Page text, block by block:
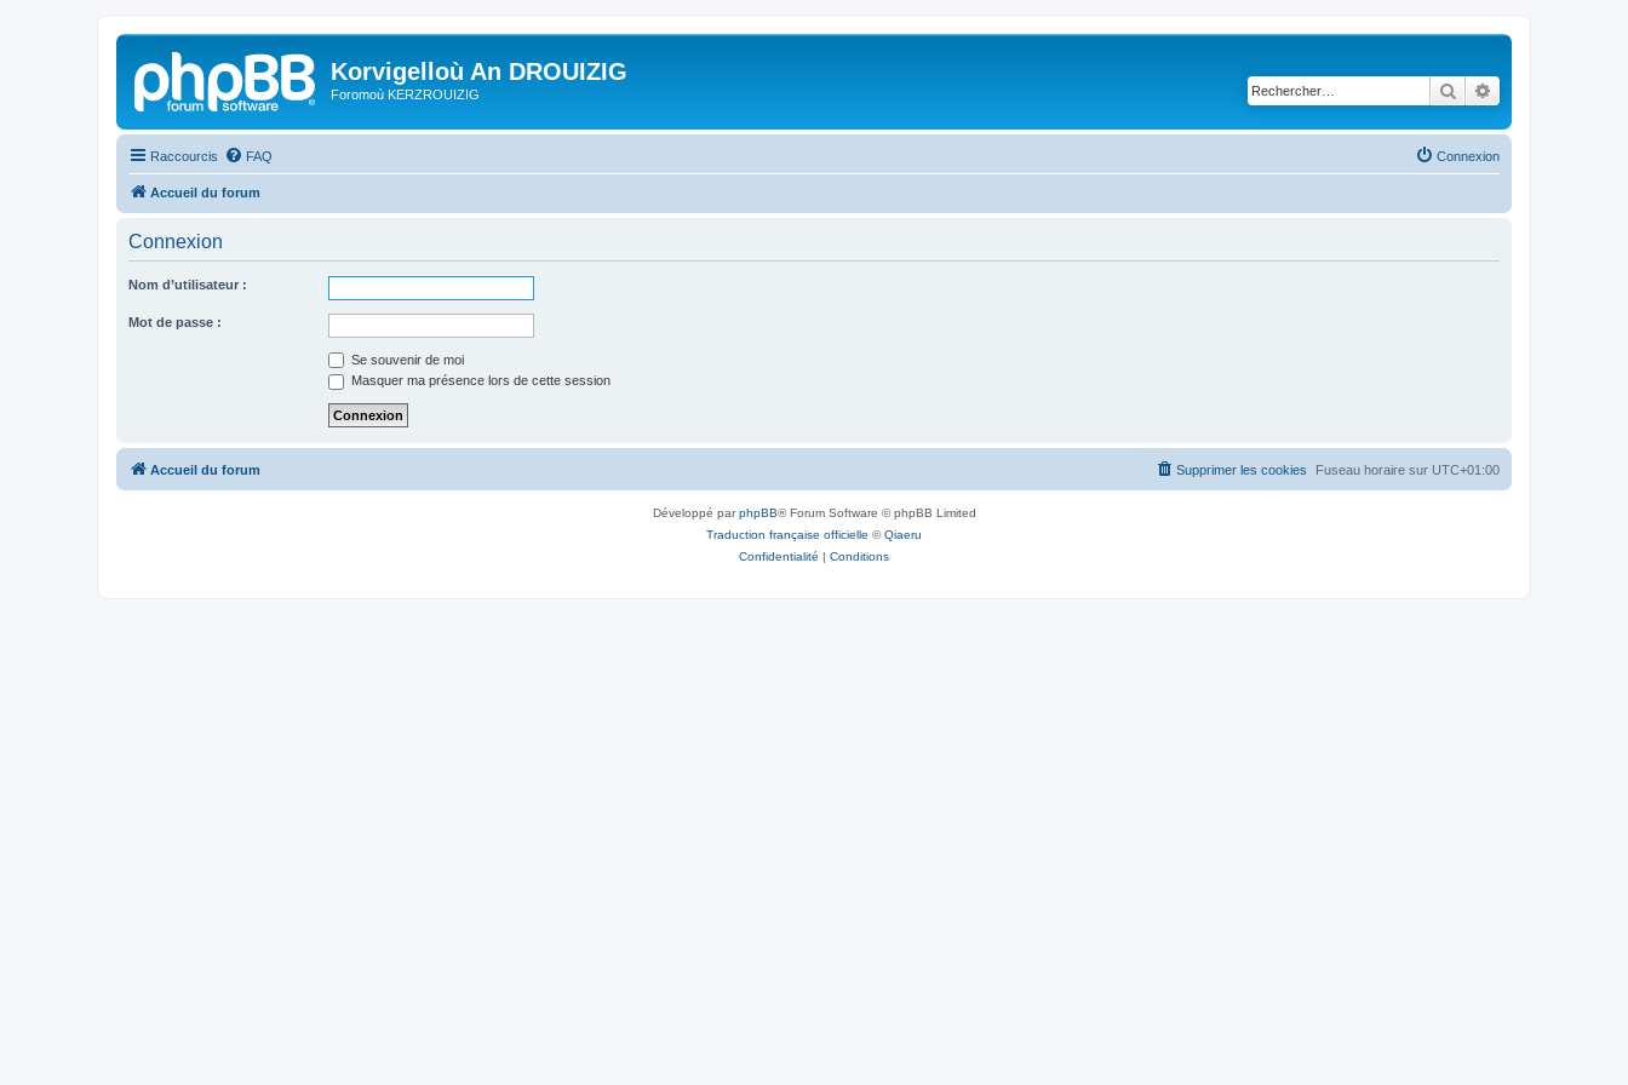
Korvigelloù An DROUIZIG
Foromoù KERZROUIZIG Rechercher
Raccourcis FAQ Connexion
Accueil du forum
Connexion
Nom d’utilisateur :
Mot de passe :
Se souvenir de moi
Masquer ma présence lors de cette session
Accueil du forum Fuseau horaire sur UTC+01:00
Supprimer les cookies
Développé parphpBB® Forum Software © phpBB Limited
Traduction française officielle ©Qiaeru
Confidentialité | Conditions